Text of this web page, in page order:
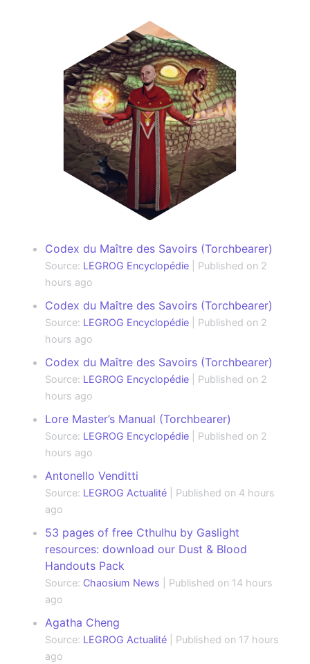
Codex du Maître des Savoirs (Torchbearer)
Source: LEGROG Encyclopédie
Published on 2
hours ago
Codex du Maître des Savoirs (Torchbearer)
Source: LEGROG Encyclopédie
Published on 2
hours ago
Codex du Maître des Savoirs (Torchbearer)
Source: LEGROG Encyclopédie
Published on 2
hours ago
Lore Master’s Manual (Torchbearer)
Source: LEGROG Encyclopédie
Published on 2
hours ago
Antonello Venditti
Source: LEGROG Actualité
Published on 4 hours
ago
53 pages of free Cthulhu by Gaslight
resources: download our Dust & Blood
Handouts Pack
Source: Chaosium News
Published on 14 hours
ago
Agatha Cheng
Source: LEGROG Actualité
Published on 17 hours
ago